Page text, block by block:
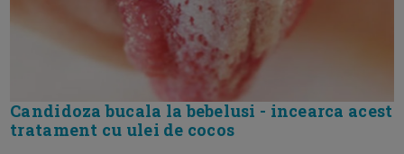
Candidoza bucala la bebelusi - incearca acest
tratament cu ulei de cocos